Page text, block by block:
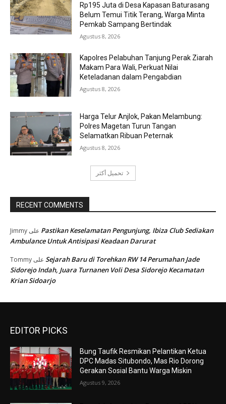
Rp195 Juta di Desa Kapasan Baturasang
Belum Temui Titik Terang, Warga Minta
Pemkab Sampang Bertindak
Agustus 8, 2026
Kapolres Pelabuhan Tanjung Perak Ziarah
Makam Para Wali, Perkuat Nilai
Keteladanan dalam Pengabdian
Agustus 8, 2026
Harga Telur Anjlok, Pakan Melambung:
Polres Magetan Turun Tangan
Selamatkan Ribuan Peternak
Agustus 8, 2026
تحميل أكثر
RECENT COMMENTS
Jimmy
Pastikan Keselamatan Pengunjung, Ibiza Club Sediakan
Ambulance Untuk Antisipasi Keadaan Darurat
Tommy
Sejarah Baru di Torehkan RW 14 Perumahan Jade
Sidorejo Indah, Juara Turnanen Voli Desa Sidorejo Kecamatan
Krian Sidoarjo
EDITOR PICKS
Bung Taufik Resmikan Pelantikan Ketua
DPC Madas Situbondo, Mas Rio Dorong
Gerakan Sosial Bantu Warga Miskin
Agustus 9, 2026